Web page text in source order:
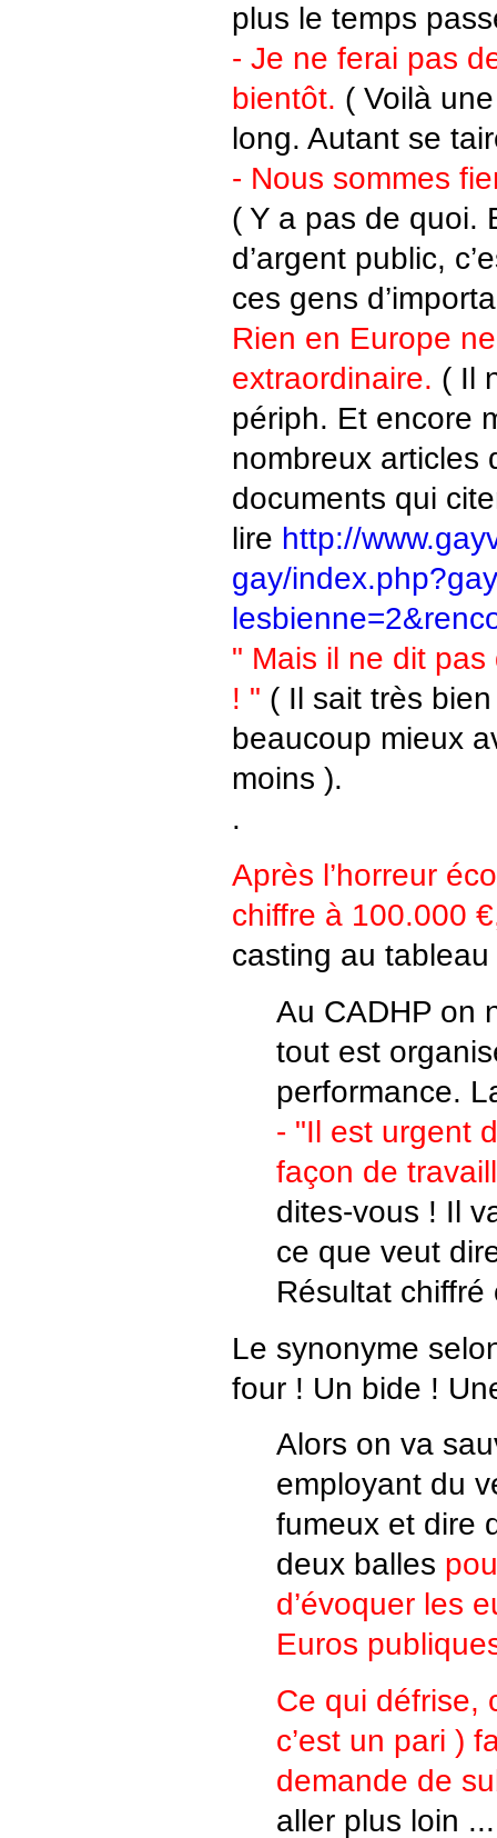
plus le temps
- Je ne ferai pas
bientôt. ( Voilà
long. Autant se
- Nous sommes
( Y a pas de quoi.
d’argent public,
ces gens
Rien en Europe
extraordinaire. ( Il
périph. Et encore
nombreux articles
documents qui
lire http://
gay/
" Mais il ne dit pas
! " ( Il sait très
beaucoup mieux
moins ).
.
Après l’horreur
chiffre à 100.000
casting au tableau
Au CADHP on
tout est
performance.
- "Il est urgent
façon de
dites-vous ! Il
ce que veut
Résultat
Le synonyme
four ! Un bide !
Alors on va
employant du
fumeux et dire
deux balles
d’évoquer les
Euros
Ce qui défrise,
c’est un pari )
demande de
aller plus loin